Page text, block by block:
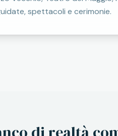
spettacoli e cerimonie.